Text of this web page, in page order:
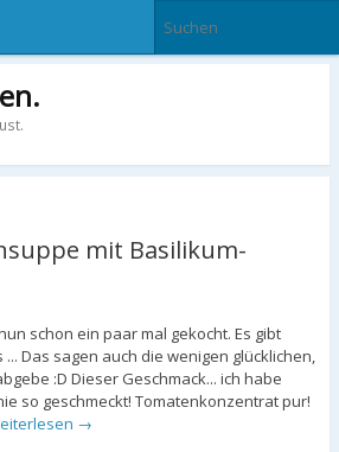
mit Basilikum-
schon ein paar mal gekocht. Es gibt
Das sagen auch die wenigen glücklichen,
:D Dieser Geschmack... ich habe
so geschmeckt! Tomatenkonzentrat pur!
→